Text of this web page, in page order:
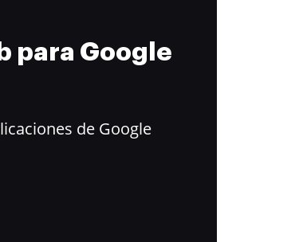
para Google
de Google